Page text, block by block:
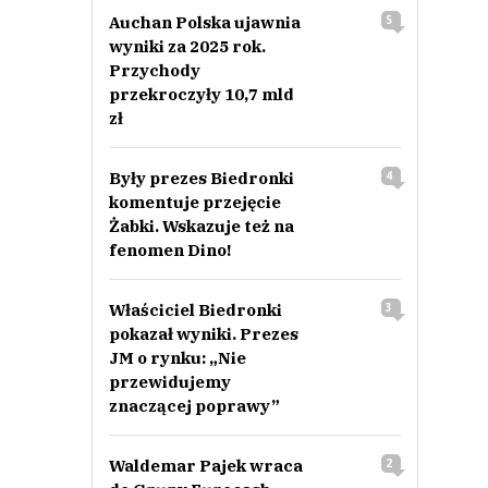
Auchan Polska ujawnia
wyniki za 2025 rok.
Przychody
przekroczyły 10,7 mld
zł
5
Były prezes Biedronki
komentuje przejęcie
Żabki. Wskazuje też na
fenomen Dino!
4
Właściciel Biedronki
pokazał wyniki. Prezes
JM o rynku: „Nie
przewidujemy
znaczącej poprawy”
3
Waldemar Pajek wraca
2